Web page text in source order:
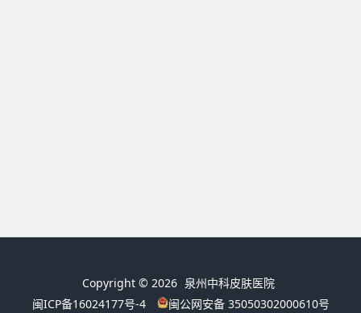
Copyright © 2026 泉州中科皮肤医院
闽ICP备16024177号-4
闽公网安备 35050302000610号